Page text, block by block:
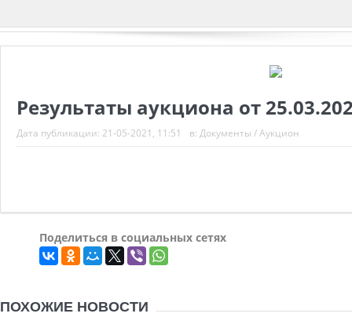
Результаты аукциона от
Дата публикации: 21-05-2021, 11:51 в: Документы /Аукцион
Поделиться в социальных сетях
ПОХОЖИЕ НОВОСТИ